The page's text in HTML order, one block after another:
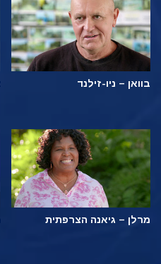
בוואן – ניו-זילנד
מרלן – גיאנה הצרפתית